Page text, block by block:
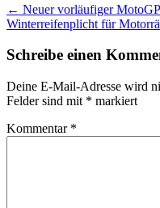
Post
navigation
← Neuer vorläufiger
Winterreifenplicht für
Schreibe einen
Deine E-Mail-Adresse wird
Felder sind mit * markiert
Kommentar *